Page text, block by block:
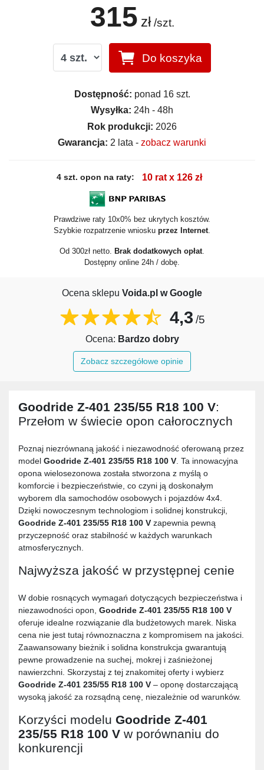
315 zł /szt.
Do koszyka
Dostępność: ponad 16 szt.
Wysyłka: 24h - 48h
Rok produkcji: 2026
Gwarancja: 2 lata - zobacz warunki
4 szt. opon na raty: 10 rat x 126 zł
Prawdziwe raty 10x0% bez ukrytych kosztów.
Szybkie rozpatrzenie wniosku przez Internet
Od 300zł netto. Brak dodatkowych opłat
Dostępny online 24h / dobę.
Ocena sklepu Voida.pl w Google
4,3 /5
Ocena: Bardzo dobry
Zobacz szczegółowe opinie
Goodride Z-401 235/55 R18 100 V:
Przełom w świecie opon całorocznych
Poznaj niezrównaną jakość i niezawodność oferowaną przez
model Goodride Z-401 235/55 R18 100 V. Ta innowacyjna
opona wielosezonowa została stworzona z myślą o
komforcie i bezpieczeństwie, co czyni ją doskonałym
wyborem dla samochodów osobowych i pojazdów 4x4.
Dzięki nowoczesnym technologiom i solidnej konstrukcji,
Goodride Z-401 235/55 R18 100 V zapewnia pewną
przyczepność oraz stabilność w każdych warunkach
atmosferycznych.
Najwyższa jakość w przystępnej cenie
W dobie rosnących wymagań dotyczących bezpieczeństwa i
niezawodności opon, Goodride Z-401 235/55 R18 100 V
oferuje idealne rozwiązanie dla budżetowych marek. Niska
cena nie jest tutaj równoznaczna z kompromisem na jakości.
Zaawansowany bieżnik i solidna konstrukcja gwarantują
pewne prowadzenie na suchej, mokrej i zaśnieżonej
nawierzchni. Skorzystaj z tej znakomitej oferty i wybierz
Goodride Z-401 235/55 R18 100 V – oponę dostarczającą
wysoką jakość za rozsądną cenę, niezależnie od warunków.
Korzyści modelu Goodride Z-401
235/55 R18 100 V w porównaniu do
konkurencji